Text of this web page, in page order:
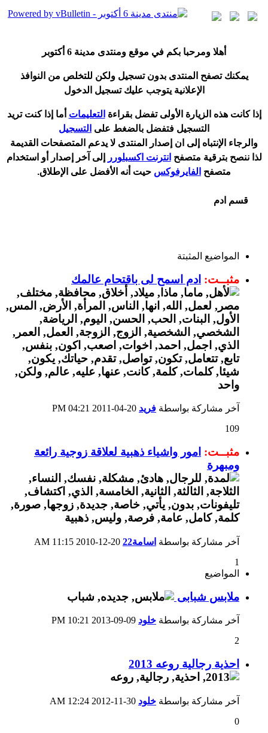
هلا ومرحبا بكم في موقع ومنتدى مدينة 6 أكتوبر
يمكنك تصفح المنتدى بدون تسجيل ولكن للتخلص من النوافذ
الإعلانية يتوجب عليك تسجيل الدخول
إذا كانت هذه الزيارة الأولى تفضل بقراءة التعليمات ما إذا كنت تريد
التسجيل فتفضل بالضغط على التسجيل
والرجاء الإنتباه إلى ان إصدار المنتدى لا يدعم المتصفحات القديمة
لذا ننصح بترقية متصفح انترنت اكسبلورر إلى آخر إصدار أو استخدام
متصفح الفايرفوكس حيت نه الأفضل على الإطلاق.
قسم ادم
المواضيع المثبتة
مثبــت: ادم اسمح لى باقتحام عالمك
آخر مشاركة بواسطة فريد
04:21 PM
109
مثبــت: امور واشياء ذهبية لعلاقة زوجية رائعة
ومبهرة
آخر مشاركة بواسطة اسامة22
11:15 AM
1
المواضيع
ملابس شبابى
آخر مشاركة بواسطة خلود
10:21 PM
2
احذية رجالية روعه 2013
آخر مشاركة بواسطة خلود
12:24 AM
0